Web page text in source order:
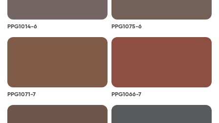
PPG1014-6 PPG1075-6
PPG1071-7 PPG1066-7